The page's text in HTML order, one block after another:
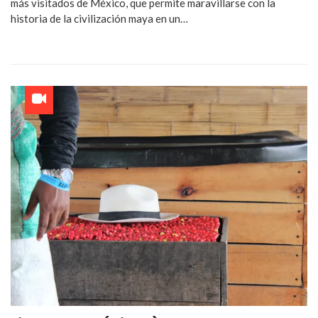
más visitados de México, que permite maravillarse con la
historia de la civilización maya en un…